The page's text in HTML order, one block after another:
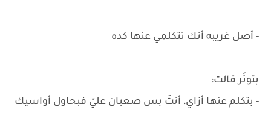
- أصل غريبه أنك تتكلمي عنها كده
بتوتُر قالت:
- بتكلم عنها أزاي، أنتَ بس صعبان عليّ فبحاول أواسيك